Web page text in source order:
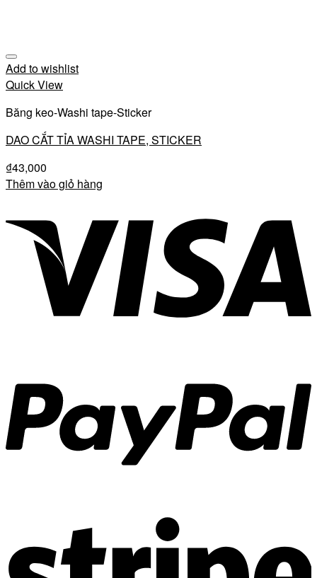
Add to wishlist
Quick View
Băng keo-Washi tape-Sticker
DAO CẮT TỈA WASHI TAPE, STICKER
₫43,000
Thêm vào giỏ hàng